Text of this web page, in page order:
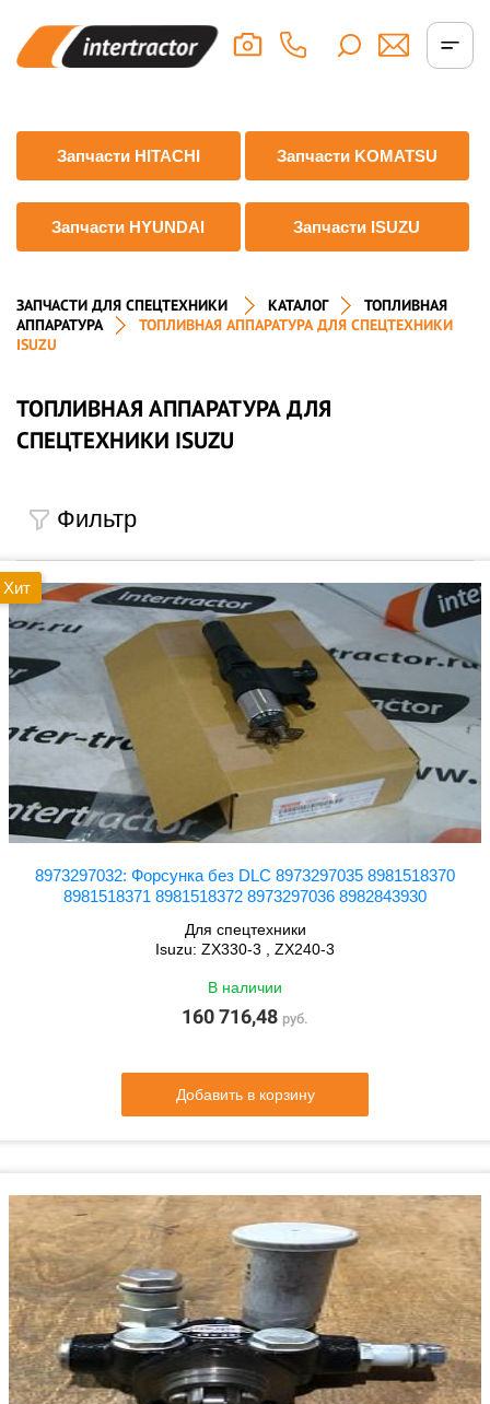
Запчасти HITACHI Запчасти KOMATSU
Запчасти HYUNDAI Запчасти ISUZU
ЗАПЧАСТИ ДЛЯ СПЕЦТЕХНИКИ КАТАЛОГ
ТОПЛИВНАЯ
АППАРАТУРА
ТОПЛИВНАЯ АППАРАТУРА ДЛЯ СПЕЦТЕХНИКИ
ISUZU
ТОПЛИВНАЯ АППАРАТУРА ДЛЯ
СПЕЦТЕХНИКИ ISUZU
Фильтр
Хит
8973297032: Форсунка без DLC 8973297035 8981518370
8981518371 8981518372 8973297036 8982843930
Для спецтехники
Isuzu: ZX330-3 , ZX240-3
В наличии
160 716,48 руб.
Добавить в корзину